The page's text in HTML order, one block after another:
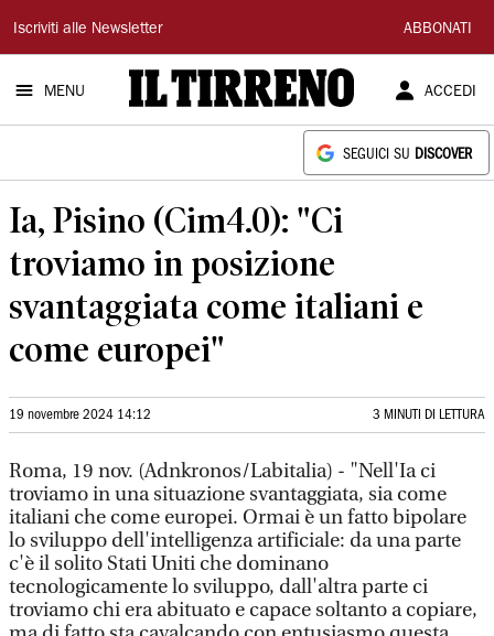
Il
Tirreno
Iscriviti alle Newsletter ABBONATI
MENU ACCEDI
SEGUICI SU DISCOVER
Ia, Pisino (Cim4.0): "Ci
troviamo in posizione
svantaggiata come italiani e
come europei"
19 novembre 2024 14:12 3 MINUTI DI LETTURA
Roma, 19 nov. (Adnkronos/Labitalia) - "Nell'Ia ci
troviamo in una situazione svantaggiata, sia come
italiani che come europei. Ormai è un fatto bipolare
lo sviluppo dell'intelligenza artificiale: da una parte
c'è il solito Stati Uniti che dominano
tecnologicamente lo sviluppo, dall'altra parte ci
troviamo chi era abituato e capace soltanto a copiare,